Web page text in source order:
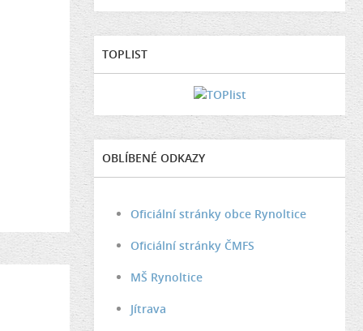
TOPLIST
OBLÍBENÉ ODKAZY
Oficiální stránky obce Rynoltice
Oficiální stránky ČMFS
MŠ Rynoltice
Jítrava